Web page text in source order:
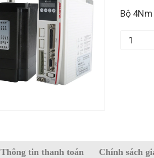
Bộ 4Nm
Thông tin thanh toán Chính sách